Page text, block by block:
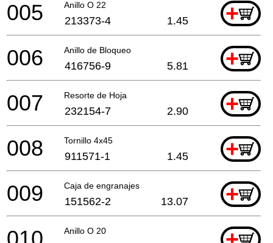
Anillo O 22 +
005 213373-4 1.45
Anillo de Bloqueo +
006 416756-9 5.81
Resorte de Hoja +
007 232154-7 2.90
Tornillo 4x45 +
008 911571-1 1.45
Caja de engranajes +
009 151562-2 13.07
Anillo O 20